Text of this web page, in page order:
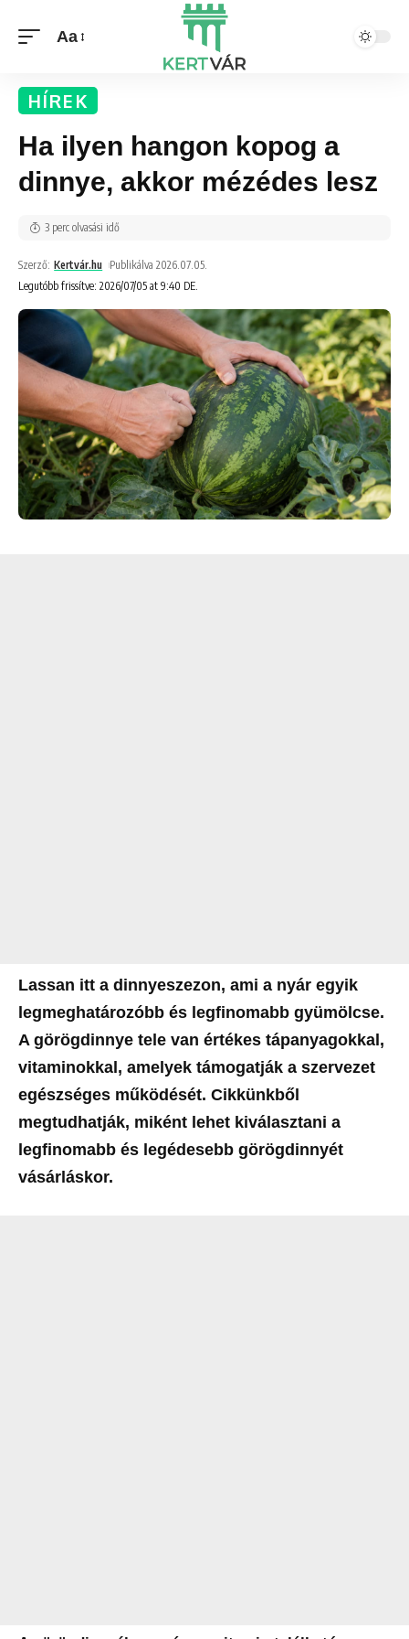
Aa
HÍREK
Ha ilyen hangon kopog a
dinnye, akkor mézédes lesz
Legutóbb frissítve: 2026/07/05 at 9:40 DE.
Szerző: Kertvár.hu Publikálva 2026.07.05.
3 perc olvasási idő
Lassan itt a dinnyeszezon, ami a nyár egyik
legmeghatározóbb és legfinomabb gyümölcse.
A görögdinnye tele van értékes tápanyagokkal,
vitaminokkal, amelyek támogatják a szervezet
egészséges működését. Cikkünkből
megtudhatják, miként lehet kiválasztani a
legfinomabb és legédesebb görögdinnyét
vásárláskor.